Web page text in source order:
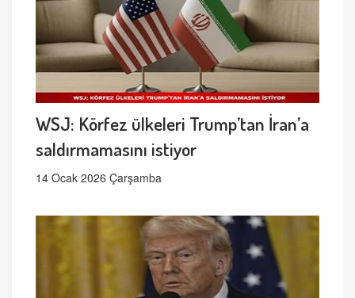
WSJ: Körfez ülkeleri Trump’tan İran’a
saldırmamasını istiyor
14 Ocak 2026 Çarşamba